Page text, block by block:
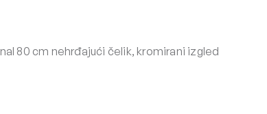
80 cm nehrđajući čelik, kromirani izgled